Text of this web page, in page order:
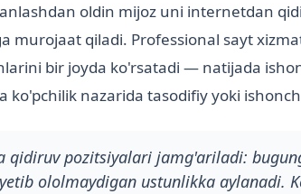
oldin mijoz uni internetdan
murojaat qiladi. Professional sayt
bir joyda ko'rsatadi — natijada
ko'pchilik nazarida tasodifiy yoki
qidiruv pozitsiyalari jamg'ariladi:
ololmaydigan ustunlikka aylanadi.